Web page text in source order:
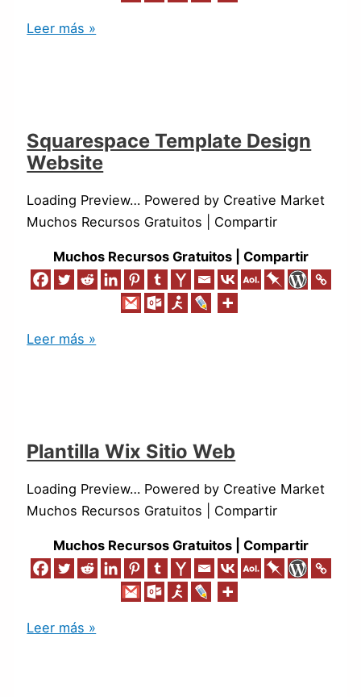
Leer más »
Squarespace Template Design
Website
Loading Preview… Powered by Creative Market
Muchos Recursos Gratuitos | Compartir
Muchos Recursos Gratuitos | Compartir
Leer más »
Plantilla Wix Sitio Web
Loading Preview… Powered by Creative Market
Muchos Recursos Gratuitos | Compartir
Muchos Recursos Gratuitos | Compartir
Leer más »